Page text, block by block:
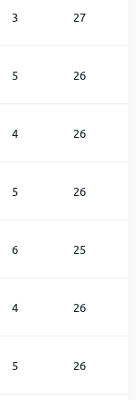
3 27
5 26
4 26
5 26
6 25
4 26
5 26